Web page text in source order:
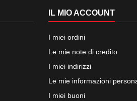
IL MIO ACCOUNT
I miei ordini
Le mie note di credito
I miei indirizzi
Le mie informazioni
I miei buoni